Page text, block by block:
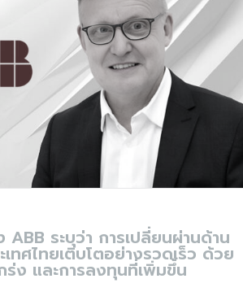
ระบุว่า การเปลี่ยนผ่านด้าน
ทศไทยเติบโตอย่างรวดเร็ว ด้วย
ง และการลงทุนที่เพิ่มขึ้น